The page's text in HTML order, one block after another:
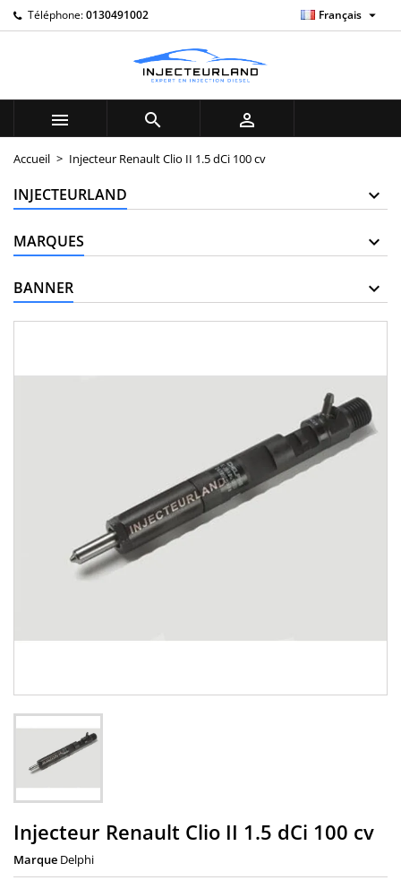
Téléphone:0130491002 Français 
  
Accueil Injecteur Renault Clio II 1.5 dCi 100 cv
INJECTEURLAND
MARQUES
BANNER
Injecteur Renault Clio II 1.5 dCi 100 cv
Marque Delphi
My wishlists ×
add_circle_outline
((title)) ×
Connexion ×
Vous devez être connecté pour ajouter des produits à
votre liste d'envies.
((cancelText))